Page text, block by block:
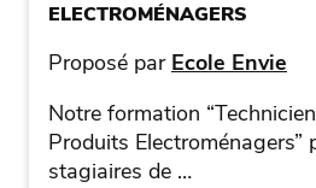
ELECTROMÉNAGERS
Proposé par Ecole Envie
Notre formation
Produits Electroménagers”
stagiaires de …